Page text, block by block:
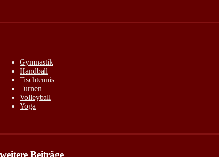
Gymnastik
Handball
Tischtennis
Turnen
Volleyball
Yoga
weitere Beiträge